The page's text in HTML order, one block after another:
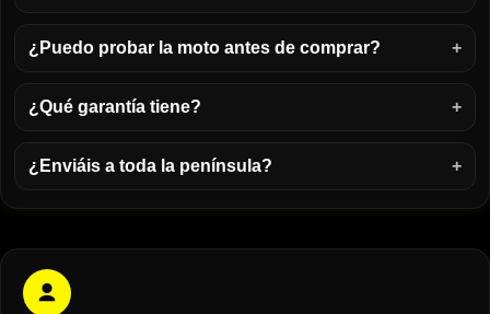
¿Puedo probar la moto antes de comprar?
¿Qué garantía tiene?
¿Enviáis a toda la península?